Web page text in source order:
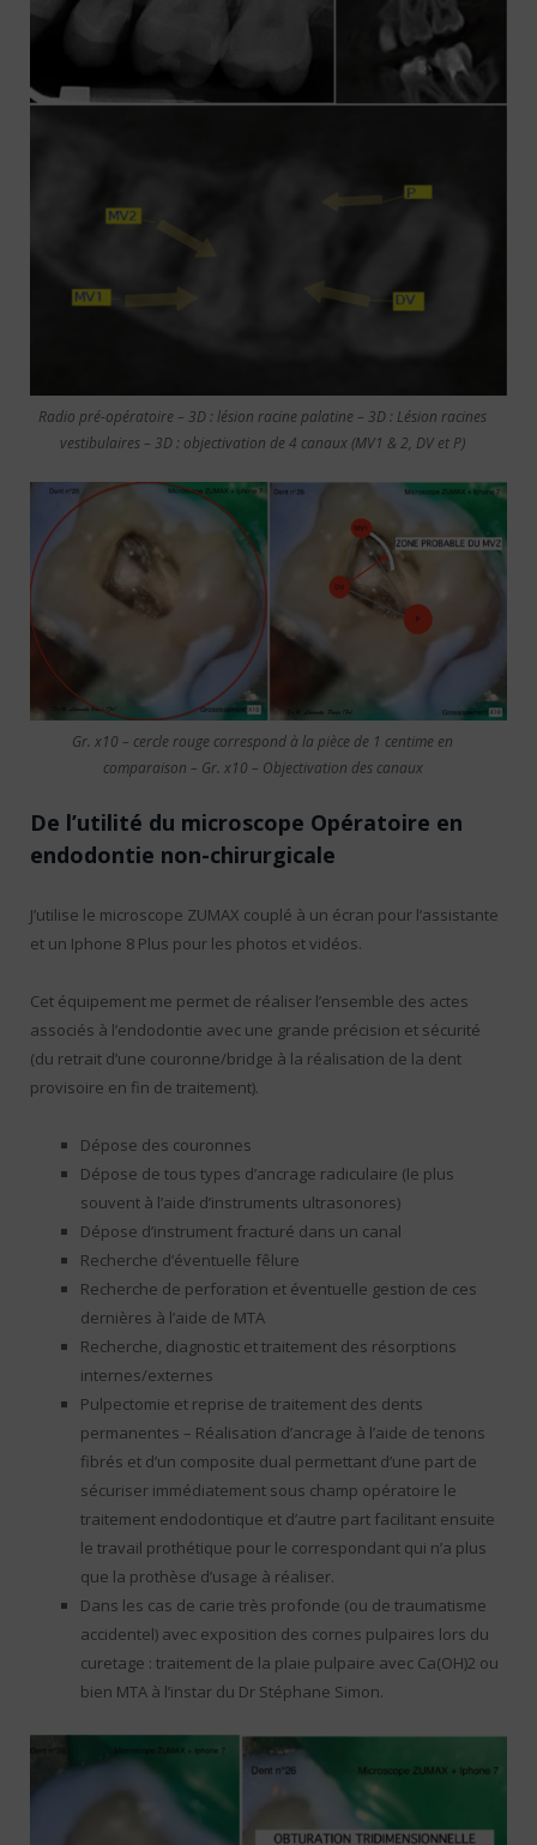
Radio pré-opératoire – 3D : lésion racine palatine – 3D : Lésion racines
vestibulaires – 3D : objectivation de 4 canaux (MV1 & 2, DV et P)
Gr. x10 – cercle rouge correspond à la pièce de 1 centime en
comparaison – Gr. x10 – Objectivation des canaux
De l’utilité du microscope Opératoire en
endodontie non-chirurgicale
J’utilise le microscope ZUMAX couplé à un écran pour l’assistante
et un Iphone 8 Plus pour les photos et vidéos.
Cet équipement me permet de réaliser l’ensemble des actes
associés à l’endodontie avec une grande précision et sécurité
(du retrait d’une couronne/bridge à la réalisation de la dent
provisoire en fin de traitement).
Dépose des couronnes
Dépose de tous types d’ancrage radiculaire (le plus
souvent à l’aide d’instruments ultrasonores)
Dépose d’instrument fracturé dans un canal
Recherche d’éventuelle fêlure
Recherche de perforation et éventuelle gestion de ces
dernières à l’aide de MTA
Recherche, diagnostic et traitement des résorptions
internes/externes
Pulpectomie et reprise de traitement des dents
permanentes – Réalisation d’ancrage à l’aide de tenons
fibrés et d’un composite dual permettant d’une part de
sécuriser immédiatement sous champ opératoire le
traitement endodontique et d’autre part facilitant ensuite
le travail prothétique pour le correspondant qui n’a plus
que la prothèse d’usage à réaliser.
Dans les cas de carie très profonde (ou de traumatisme
accidentel) avec exposition des cornes pulpaires lors du
curetage : traitement de la plaie pulpaire avec Ca(OH)2 ou
bien MTA à l’instar du Dr Stéphane Simon.